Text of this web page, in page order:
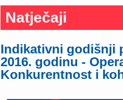
Natječaji
Indikativni godišnji
2016. godinu -
Konkurentnost i